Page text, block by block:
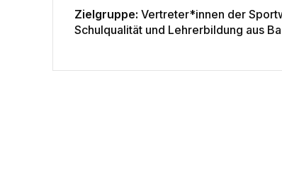
Zielgruppe: Vertreter*innen der
Schulqualität und Lehrerbildung aus